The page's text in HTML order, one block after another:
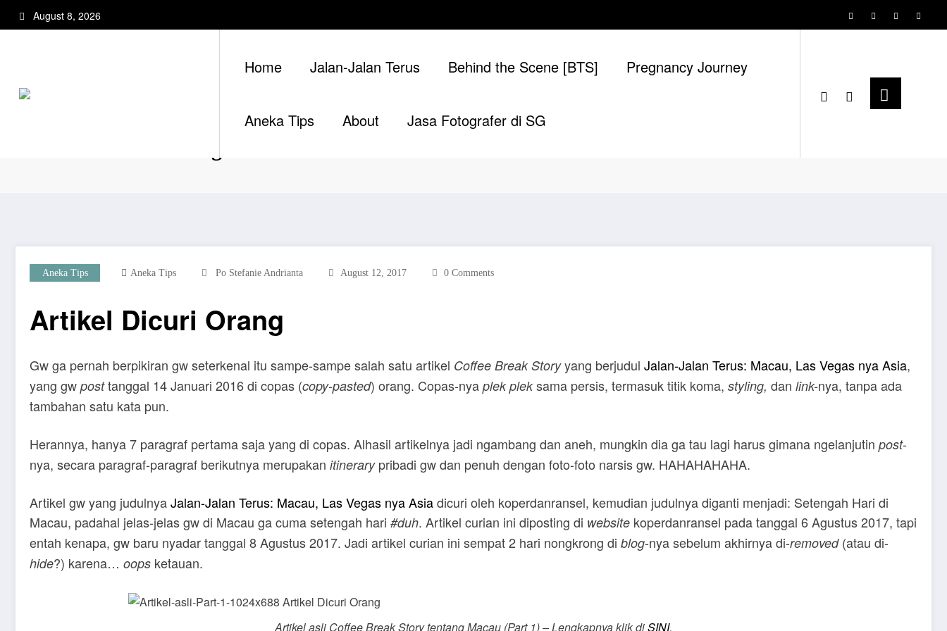
to
August 8, 2026
Home Jalan-Jalan Terus Behind the Scene [BTS] Pregnancy Journey
Aneka Tips About Jasa Fotografer di SG
Aneka Tips Aneka Tips Po Stefanie Andrianta August 12, 2017 0 Comments
Artikel Dicuri Orang
Gw ga pernah berpikiran gw seterkenal itu sampe-sampe salah satu artikel Coffee Break Storyyang berjudul Jalan-Jalan Terus: Macau, Las Vegas nya Asia,
yang gw posttanggal 14 Januari 2016 di copas (copy-pasted) orang. Copas-nya plek pleksama persis, termasuk titik koma, styling, dan link-nya, tanpa ada
tambahan satu kata pun.
Herannya, hanya 7 paragraf pertama saja yang di copas. Alhasil artikelnya jadi ngambang dan aneh, mungkin dia ga tau lagi harus gimana ngelanjutin post-
nya, secara paragraf-paragraf berikutnya merupakan itinerarypribadi gw dan penuh dengan foto-foto narsis gw. HAHAHAHAHA.
Artikel gw yang judulnyaJalan-Jalan Terus: Macau, Las Vegas nya Asiadicuri oleh koperdanransel, kemudian judulnya diganti menjadi: Setengah Hari di
Macau, padahal jelas-jelas gw di Macau ga cuma setengah hari #duh. Artikel curian ini diposting di website koperdanransel pada tanggal 6 Agustus 2017, tapi
entah kenapa, gw baru nyadar tanggal 8 Agustus 2017. Jadi artikel curian ini sempat 2 hari nongkrong di blog-nya sebelum akhirnya di-removed(atau di-
hide?) karena… oops ketauan.
Artikel asli Coffee Break Storytentang Macau (Part1) – Lengkapnya klik diSINI.